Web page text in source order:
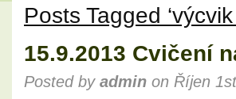
Posts Tagged
15.9.2013 Cvičení
Posted by admin on Říjen